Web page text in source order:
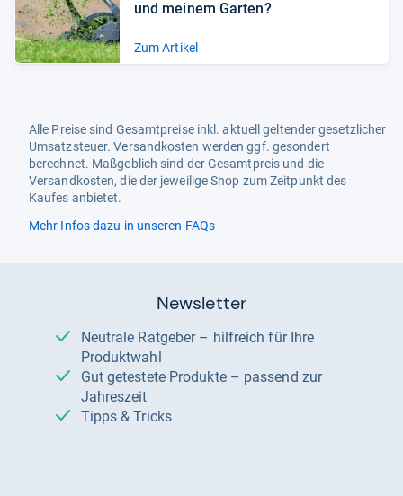
und mei­nem Gar­ten?
Zum Artikel
Alle Preise sind Gesamtpreise inkl. aktuell geltender gesetzlicher
Umsatzsteuer. Versandkosten werden ggf. gesondert
berechnet. Maßgeblich sind der Gesamtpreis und die
Versandkosten, die der jeweilige Shop zum Zeitpunkt des
Kaufes anbietet.
Mehr Infos dazu in unseren FAQs
Newsletter
Neutrale Ratgeber – hilfreich für Ihre
Produktwahl
Gut getestete Produkte – passend zur
Jahreszeit
Tipps & Tricks